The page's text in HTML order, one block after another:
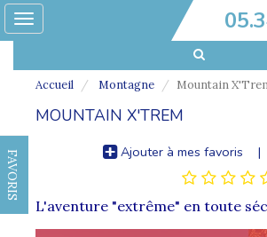
Toggle
FAVORIS
Accueil Montagne Mountain
MOUNTAIN X'TREM
Ajouter à mes favoris |
L'aventure "extrême" en toute